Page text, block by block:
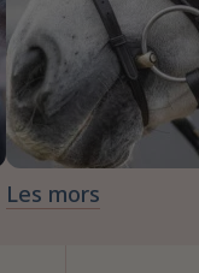
Les mors